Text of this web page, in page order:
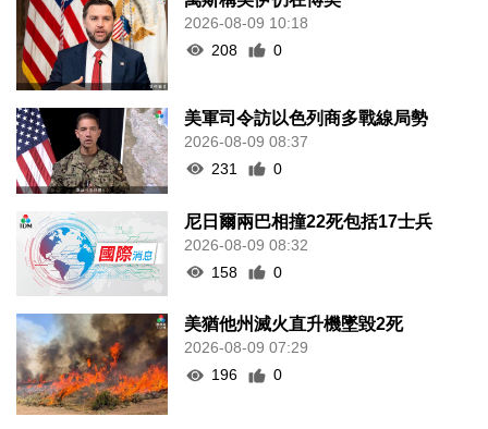
2026-08-09 10:18
208
0
美軍司令訪以色列商多戰線局勢
2026-08-09 08:37
231
0
尼日爾兩巴相撞22死包括17士兵
2026-08-09 08:32
158
0
美猶他州滅火直升機墜毀2死
2026-08-09 07:29
196
0